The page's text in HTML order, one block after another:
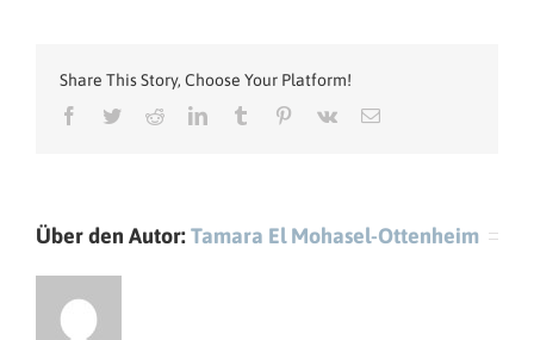
Share This Story, Choose Your Platform!
Facebook
TwitterRedditLinkedInTumblr Pinterest
Vk
E-
Über den Autor:Tamara El Mohasel-Ottenheim